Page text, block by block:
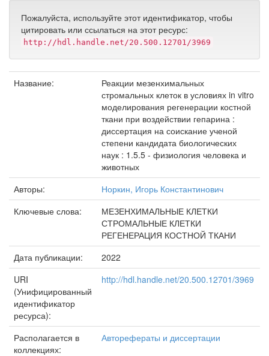
Пожалуйста, используйте этот идентификатор, чтобы
цитировать или ссылаться на этот ресурс:
http://hdl.handle.net/20.500.12701/3969
Название:
Реакции мезенхимальных
стромальных клеток в условиях in vitro
моделирования регенерации костной
ткани при воздействии гепарина :
диссертация на соискание ученой
степени кандидата биологических
наук : 1.5.5 - физиология человека и
животных
Авторы:
Норкин, Игорь Константинович
Ключевые слова:
МЕЗЕНХИМАЛЬНЫЕ КЛЕТКИ
СТРОМАЛЬНЫЕ КЛЕТКИ
РЕГЕНЕРАЦИЯ КОСТНОЙ ТКАНИ
Дата публикации:
2022
URI
(Унифицированный
идентификатор
ресурса):
http://hdl.handle.net/20.500.12701/3969
Располагается в
коллекциях:
Авторефераты и диссертации